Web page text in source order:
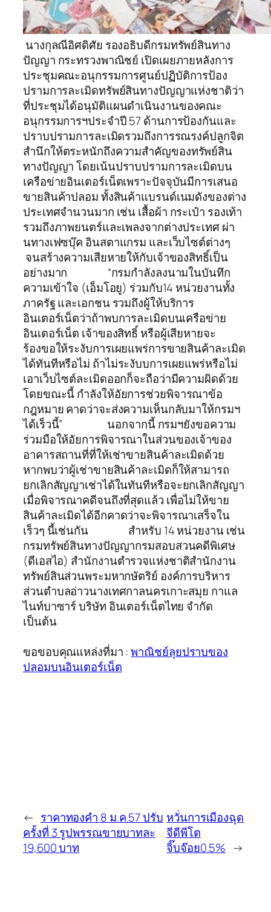
นางกุลณีอิศดิศัย รองอธิบดีกรมทรัพย์สินทาง
ปัญญา กระทรวงพาณิชย์ เปิดเผยภายหลังการ
ประชุมคณะอนุกรรมการศูนย์ปฏิบัติการป้อง
ปรามการละเมิดทรัพย์สินทางปัญญาแห่งชาติว่า
ที่ประชุมได้อนุมัติแผนดำเนินงานของคณะ
อนุกรรมการฯประจำปี 57 ด้านการป้องกันและ
ปราบปรามการละเมิดรวมถึงการรณรงค์ปลูกจิต
สำนึกให้ตระหนักถึงความสำคัญของทรัพย์สิน
ทางปัญญา โดยเน้นปราบปรามการละเมิดบน
เครือข่ายอินเตอร์เน็ตเพราะปัจจุบันมีการเสนอ
ขายสินค้าปลอม ทั้งสินค้าแบรนด์เนมดังของต่าง
ประเทศจำนวนมาก เช่น เสื้อผ้า กระเป๋า รองเท้า
รวมถึงภาพยนตร์และเพลงจากต่างประเทศ ผ่า
นทางเฟซบุ๊ค อินสตาแกรม และเว็บไซต์ต่างๆ
จนสร้างความเสียหายให้กับเจ้าของสิทธิ์เป็น
อย่างมาก “กรมกำลังลงนามในบันทึก
ความเข้าใจ (เอ็มโอยู) ร่วมกับ14 หน่วยงานทั้ง
ภาครัฐ และเอกชน รวมถึงผู้ให้บริการ
อินเตอร์เน็ตว่าถ้าพบการละเมิดบนเครือข่าย
อินเตอร์เน็ต เจ้าของสิทธิ์ หรือผู้เสียหายจะ
ร้องขอให้ระงับการเผยแพร่การขายสินค้าละเมิด
ได้ทันทีหรือไม่ ถ้าไม่ระงับบการเผยแพร่หรือไม่
เอาเว็บไซต์ละเมิดออกก็จะถือว่ามีความผิดด้วย
โดยขณะนี้ กำลังให้อัยการช่วยพิจารณาข้อ
กฎหมาย คาดว่าจะส่งความเห็นกลับมาให้กรมฯ
ได้เร็วนี้” นอกจากนี้ กรมฯยังขอความ
ร่วมมือให้อัยการพิจารณาในส่วนของเจ้าของ
อาคารสถานที่ที่ให้เช่าขายสินค้าละเมิดด้วย
หากพบว่าผู้เช่าขายสินค้าละเมิดก็ให้สามารถ
ยกเลิกสัญญาเช่าได้ในทันทีหรือจะยกเลิกสัญญา
เมื่อพิจารณาคดีจนถึงที่สุดแล้ว เพื่อไม่ให้ขาย
สินค้าละเมิดได้อีกคาดว่าจะพิจารณาเสร็จใน
เร็วๆ นี้เช่นกัน สำหรับ 14 หน่วยงาน เช่น
กรมทรัพย์สินทางปัญญากรมสอบสวนคดีพิเศษ
(ดีเอสไอ) สำนักงานตำรวจแห่งชาติสำนักงาน
ทรัพย์สินส่วนพระมหากษัตริย์ องค์การบริหาร
ส่วนตำบลอ่าวนางเทศกาลนครเกาะสมุย กาแล
ไนท์บาซาร์ บริษัท อินเตอร์เน็ตไทย จำกัด
เป็นต้น
ขอขอบคุณแหล่งที่มา :พาณิชย์ลุยปราบของ
ปลอมบนอินเตอร์เน็ต
← ราคาทองคำ 8 ม.ค.57 ปรับ
ครั้งที่ 3 รูปพรรณขายบาทละ
19,600 บาท
หวั่นการเมืองฉุด
จีดีพีโต
จิ๊บจ๊อย0.5% →